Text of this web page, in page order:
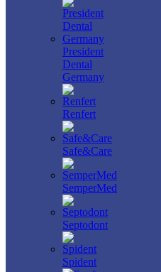
President
Dental
Germany
Renfert
Safe&Care
SemperMed
Septodont
Spident